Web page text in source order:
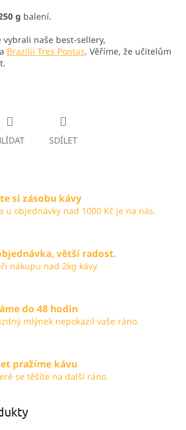
g balení.
vybrali naše best-sellery,
a Brazílii Tres Pontas. Věříme, že učitelům
SDÍLET
si zásobu kávy
u objednávky nad 1000 Kč je na nás.
větší radost.
nákupu nad 2kg kávy.
do 48 hodin
mlýnek nepokazil vaše ráno.
pražíme kávu
se těšíte na další ráno.